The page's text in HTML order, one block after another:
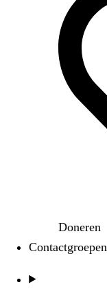
Doneren
Contactgroepen